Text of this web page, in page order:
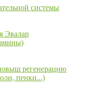
системы
Эвалар
регенерацию
пенки...)